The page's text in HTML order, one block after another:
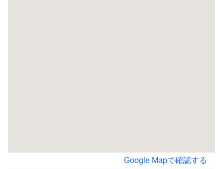
Google Mapで確認する